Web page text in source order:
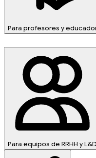
Para profesores y
Para equipos de RRHH y L&D